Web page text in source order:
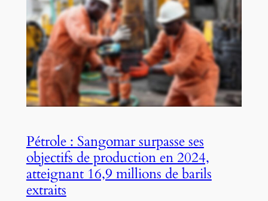
Pétrole : Sangomar surpasse ses
objectifs de production en 2024,
atteignant 16,9 millions de barils
extraits